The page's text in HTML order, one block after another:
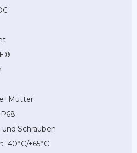
Schrauben
40°C/+65°C